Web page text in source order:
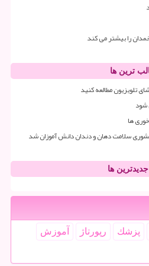
را بیشتر می کند
ترین ها
تلویزیون مطالعه کنید
شود
ها
سلامت دهان و دندان دانش آموزان شد
جدیدترین ها
پزشك رپورتاژ
آموزش